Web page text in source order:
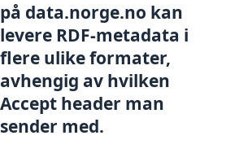
på data.norge.no kan
levere RDF-metadata i
flere ulike formater,
avhengig av hvilken
Accept header man
sender med.